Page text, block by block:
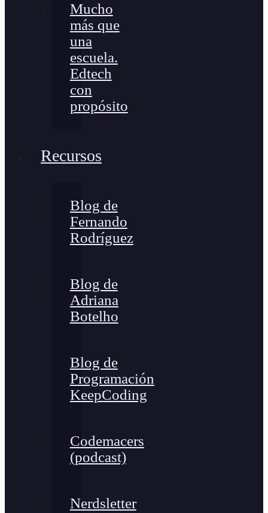
Mucho
más que
una
escuela.
Edtech
con
propósito
Recursos
Blog de
Fernando
Rodríguez
Blog de
Adriana
Botelho
Blog de
Programación
KeepCoding
Codemacers
(podcast)
Nerdsletter